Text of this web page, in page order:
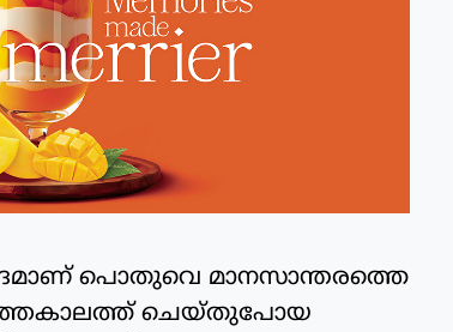
പൊതുവെ മാനസാന്തരത്തെ
ചെയ്തുപോയ